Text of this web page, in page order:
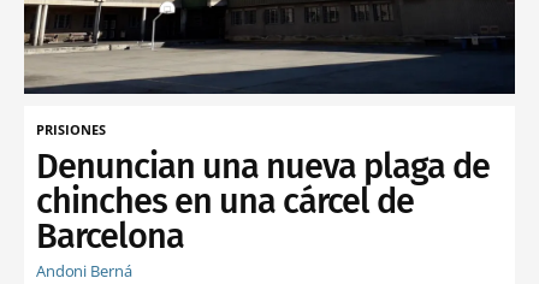
PRISIONES
Denuncian una nueva plaga de
chinches en una cárcel de
Barcelona
Andoni Berná